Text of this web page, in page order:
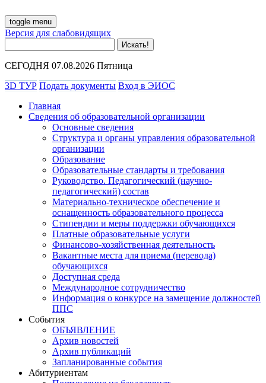
toggle menu
Версия для слабовидящих
СЕГОДНЯ 07.08.2026 Пятница
3D ТУР Подать документы Вход в ЭИОС
Главная
Сведения об образовательной организации
Основные сведения
Структура и органы управления образовательной
организации
Образование
Образовательные стандарты и требования
Руководство. Педагогический (научно-
педагогический) состав
Материально-техническое обеспечение и
оснащенность образовательного процесса
Стипендии и меры поддержки обучающихся
Платные образовательные услуги
Финансово-хозяйственная деятельность
Вакантные места для приема (перевода)
обучающихся
Доступная среда
Международное сотрудничество
Информация о конкурсе на замещение должностей
ППС
События
ОБЪЯВЛЕНИЕ
Архив новостей
Архив публикаций
Запланированные события
Абитуриентам